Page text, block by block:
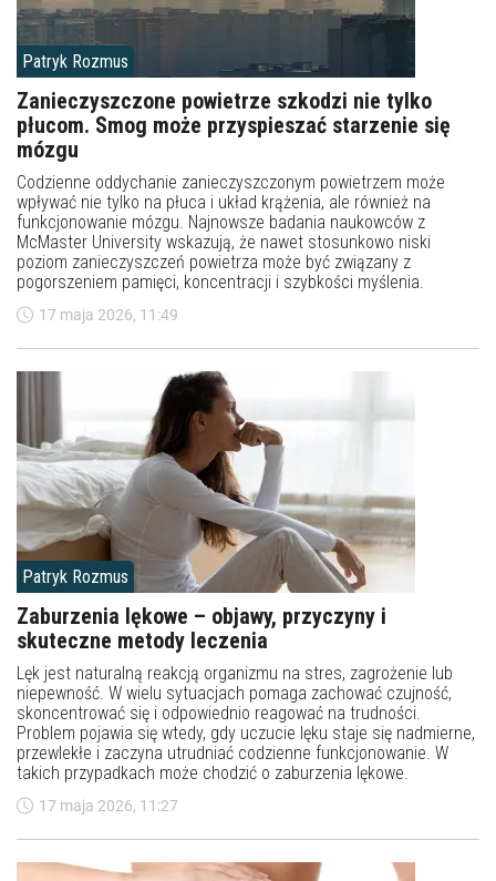
Patryk Rozmus
Zanieczyszczone powietrze szkodzi nie tylko
płucom. Smog może przyspieszać starzenie się
mózgu
Codzienne oddychanie zanieczyszczonym powietrzem może
wpływać nie tylko na płuca i układ krążenia, ale również na
funkcjonowanie mózgu. Najnowsze badania naukowców z
McMaster University wskazują, że nawet stosunkowo niski
poziom zanieczyszczeń powietrza może być związany z
pogorszeniem pamięci, koncentracji i szybkości myślenia.
17 maja 2026, 11:49
Patryk Rozmus
Zaburzenia lękowe – objawy, przyczyny i
skuteczne metody leczenia
Lęk jest naturalną reakcją organizmu na stres, zagrożenie lub
niepewność. W wielu sytuacjach pomaga zachować czujność,
skoncentrować się i odpowiednio reagować na trudności.
Problem pojawia się wtedy, gdy uczucie lęku staje się nadmierne,
przewlekłe i zaczyna utrudniać codzienne funkcjonowanie. W
takich przypadkach może chodzić o zaburzenia lękowe.
17 maja 2026, 11:27